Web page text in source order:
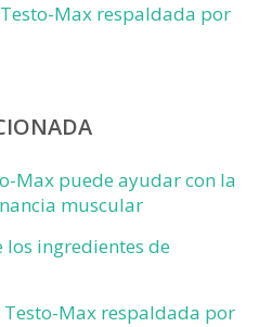
Max respaldada por
Max puede ayudar con la
muscular
los ingredientes de
Testo-Max respaldada por